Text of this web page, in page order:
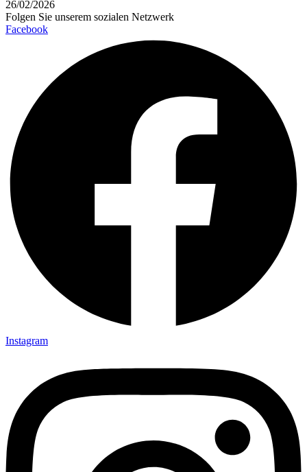
26/02/2026
Folgen Sie unserem sozialen Netzwerk
Facebook
Instagram